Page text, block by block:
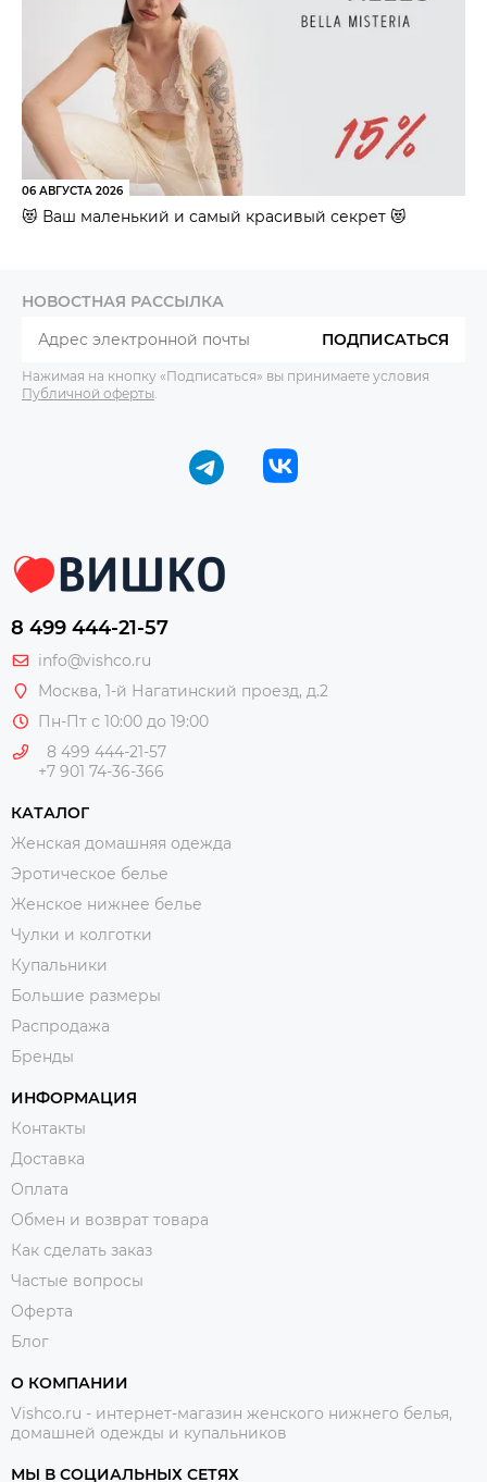
06 АВГУСТА 2026
😻 Ваш маленький и самый красивый секрет 😻
НОВОСТНАЯ РАССЫЛКА
ПОДПИСАТЬСЯ
Нажимая на кнопку «Подписаться» вы принимаете условия
Публичной оферты
8 499 444-21-57
info@vishco.ru
Москва, 1-й Нагатинский проезд, д.2
Пн-Пт с 10:00 до 19:00
8 499 444-21-57
+7 901 74-36-366
КАТАЛОГ
Женская домашняя одежда
Эротическое белье
Женское нижнее белье
Чулки и колготки
Купальники
Большие размеры
Распродажа
Бренды
ИНФОРМАЦИЯ
Контакты
Доставка
Оплата
Обмен и возврат товара
Как сделать заказ
Частые вопросы
Оферта
Блог
О КОМПАНИИ
Vishco.ru - интернет-магазин женского нижнего белья,
домашней одежды и купальников
МЫ В СОЦИАЛЬНЫХ СЕТЯХ